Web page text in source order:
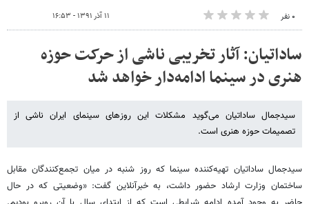
۰ نفر ۱۱ آذر ۱۳۹۱ - ۱۶:۵۳
ساداتیان: آثار تخریبی ناشی از حرکت حوزه
هنری در سینما ادامه‌دار خواهد شد
سیدجمال ساداتیان می‌گوید مشکلات این روزهای سینمای ایران ناشی از
تصمیمات حوزه هنری است.
سیدجمال ساداتیان تهیه‌کننده سینما که روز شنبه در میان تجمع‌کنندگان مقابل
ساختمان وزارت ارشاد حضور داشت، به خبرآنلاین گفت: «وضعیتی که در حال